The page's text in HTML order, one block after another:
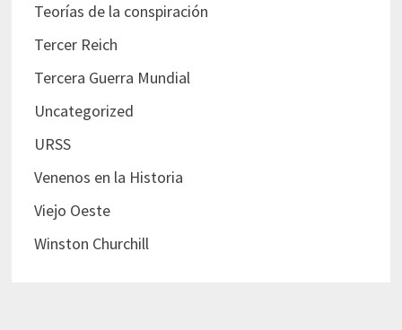
Teorías de la conspiración
Tercer Reich
Tercera Guerra Mundial
Uncategorized
URSS
Venenos en la Historia
Viejo Oeste
Winston Churchill